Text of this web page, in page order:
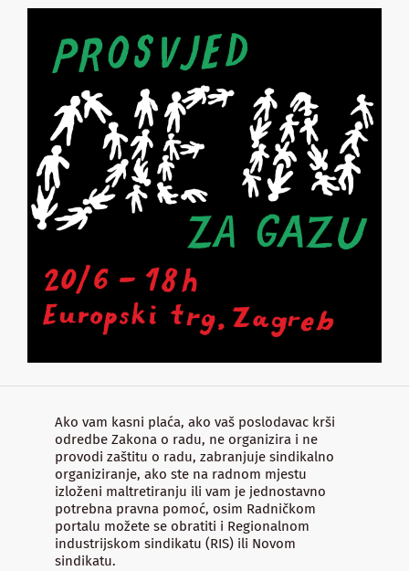
Ako vam kasni plaća, ako vaš poslodavac krši
odredbe Zakona o radu, ne organizira i ne
provodi zaštitu o radu, zabranjuje sindikalno
organiziranje, ako ste na radnom mjestu
izloženi maltretiranju ili vam je jednostavno
potrebna pravna pomoć, osim Radničkom
portalu možete se obratiti i Regionalnom
industrijskom sindikatu (RIS) ili Novom
sindikatu.